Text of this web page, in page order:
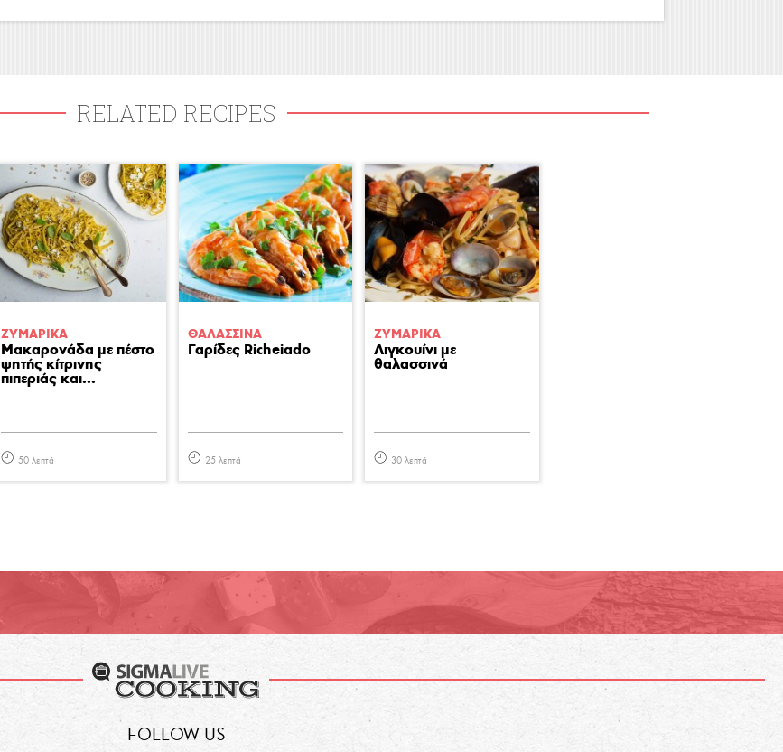
RELATED RECIPES
ΖΥΜΑΡΙΚA
Μακαρονάδα με πέστο
ψητής κίτρινης
πιπεριάς και...
50 λεπτά
ΘΑΛΑΣΣΙΝA
Γαρίδες Richeiado
25 λεπτά
ΖΥΜΑΡΙΚA
Λιγκουίνι με
θαλασσινά
30 λεπτά
FOLLOW US